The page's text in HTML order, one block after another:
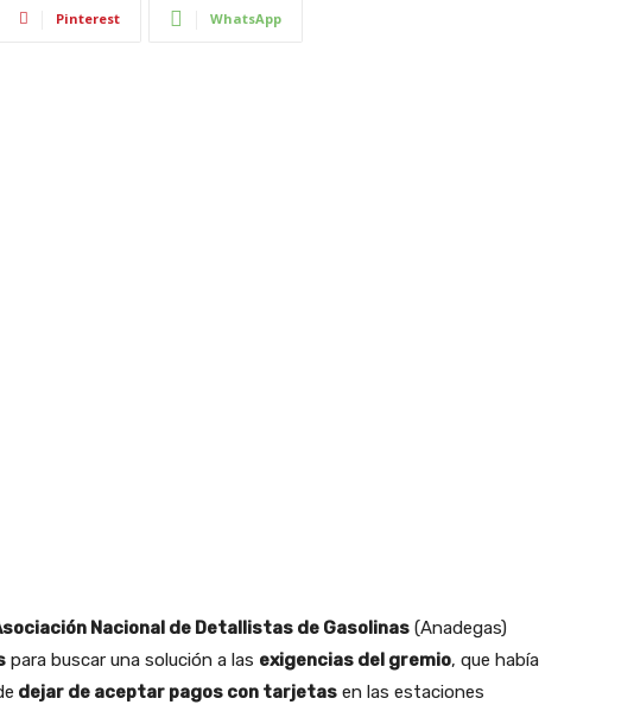
Pinterest WhatsApp
Nacional de Detallistas de Gasolinas (Anadegas)
para buscar una solución a las exigencias del gremio, que había
dejar de aceptar pagos con tarjetas en las estaciones